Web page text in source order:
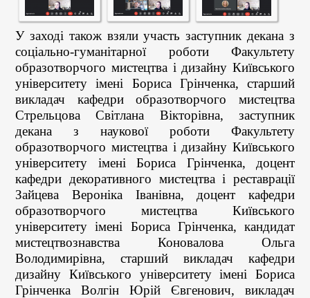
У заході також взяли участь заступник декана з
соціально-гуманітарної роботи Факультету
образотворчого мистецтва і дизайну Київського
університету імені Бориса Грінченка, старший
викладач кафедри образотворчого мистецтва
Стрельцова Світлана Вікторівна, заступник
декана з наукової роботи Факультету
образотворчого мистецтва і дизайну Київського
університету імені Бориса Грінченка, доцент
кафедри декоративного мистецтва і реставрації
Зайцева Вероніка Іванівна, доцент кафедри
образотворчого мистецтва Київського
університету імені Бориса Грінченка, кандидат
мистецтвознавства Коновалова Ольга
Володимирівна, старший викладач кафедри
дизайну Київського університету імені Бориса
Грінченка Волгін Юрій Євгенович, викладач